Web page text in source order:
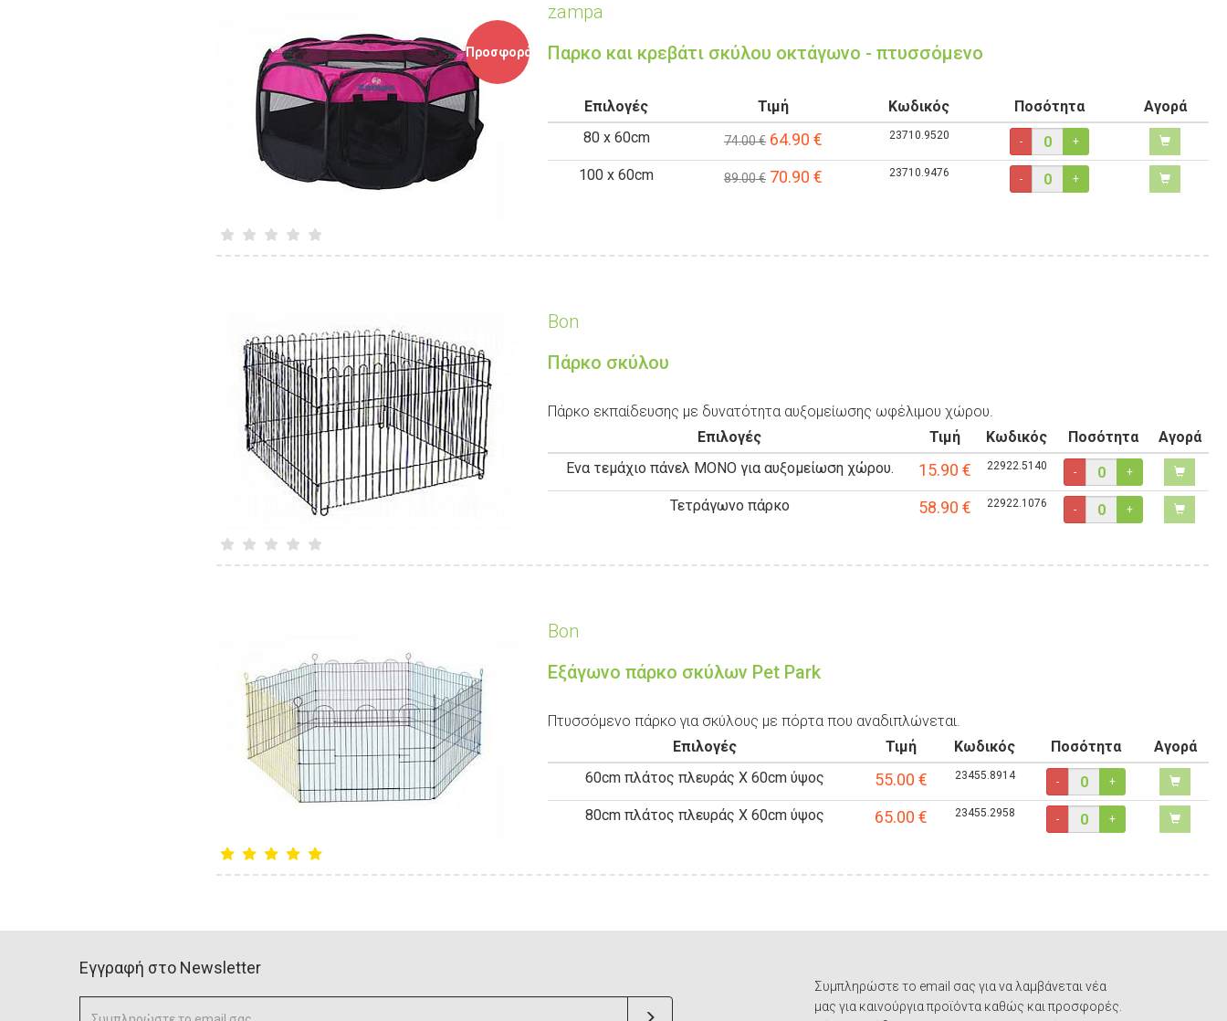
Προσφορά
zampa
Παρκο και κρεβάτι σκύλου οκτάγωνο - πτυσσόμενο
Επιλογές Τιμή Κωδικός Ποσότητα
Αγορά
80 x 60cm
74.00 € 64.90€ 23710.9520 - +
100 x 60cm 89.00 € 70.90€ 23710.9476 - +
Bon
Πάρκο σκύλου
Πάρκο εκπαίδευσης με δυνατότητα αυξομείωσης ωφέλιμου χώρου.
Επιλογές
Τιμή Κωδικός Ποσότητα
Αγορά
Ενα τεμάχιο πάνελ ΜΟΝΟ για αυξομείωση χώρου.
15.90€ 22922.5140 - +
Τετράγωνο πάρκο 58.90€ 22922.1076 - +
Bon
Εξάγωνο πάρκο σκύλων Pet Park
Πτυσσόμενο πάρκο για σκύλους με πόρτα που αναδιπλώνεται.
Επιλογές
Τιμή Κωδικός Ποσότητα
Αγορά
60cm πλάτος πλευράς Χ 60cm ύψος
55.00 € 23455.8914 - +
80cm πλάτος πλευράς Χ 60cm ύψος 65.00 € 23455.2958 - +
Eγγραφή στο Newsletter
Συμπληρώστε το email σας για να λαμβάνεται νέα
μας για καινούργια προϊόντα καθώς και προσφορές.